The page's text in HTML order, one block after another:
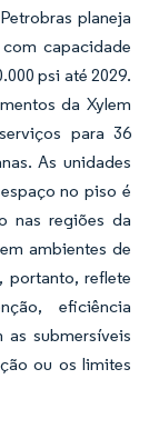
planeja
capacidade
psi até 2029.
da Xylem
para 36
As unidades
no piso é
nas regiões da
ambientes de
portanto, reflete
eficiência
submersíveis
ou os limites